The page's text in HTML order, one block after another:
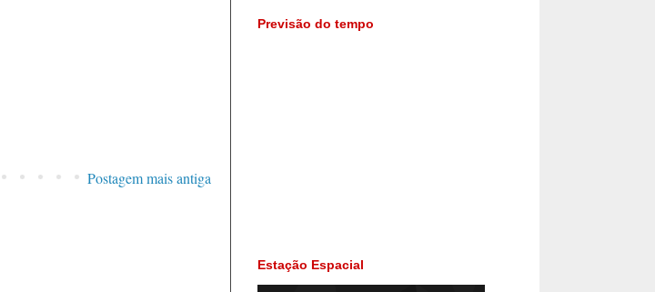
Postagem mais antiga
Previsão do tempo
Estação Espacial